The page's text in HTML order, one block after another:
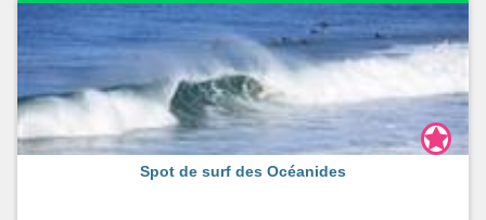
Spot de surf des Océanides